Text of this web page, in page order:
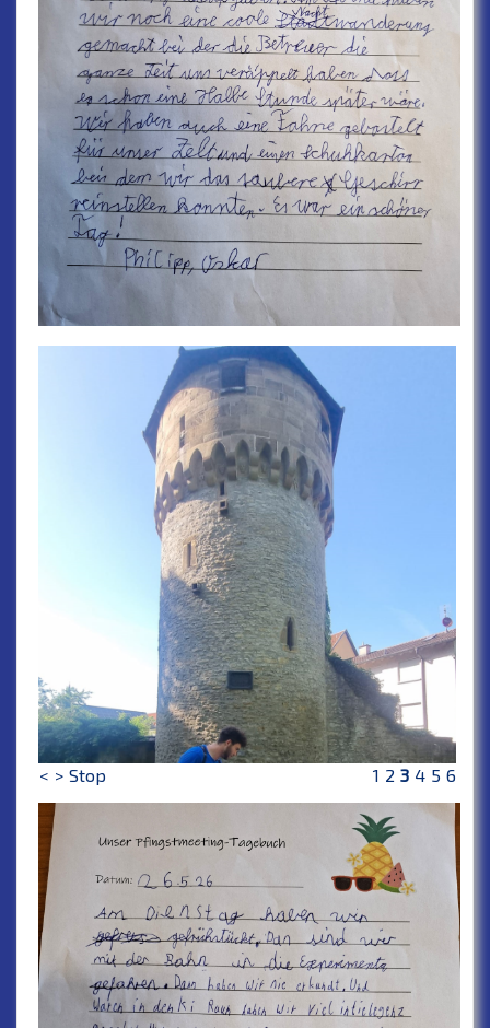
< > Stop 1 2 3 4 5 6